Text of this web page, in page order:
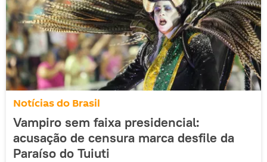
Notícias do Brasil
Vampiro sem faixa presidencial:
acusação de censura marca desfile da
Paraíso do Tuiuti